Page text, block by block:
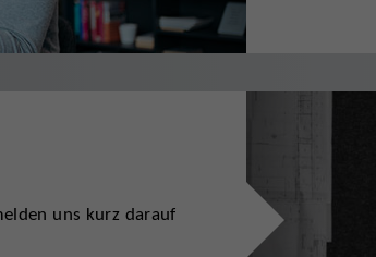
uns kurz darauf